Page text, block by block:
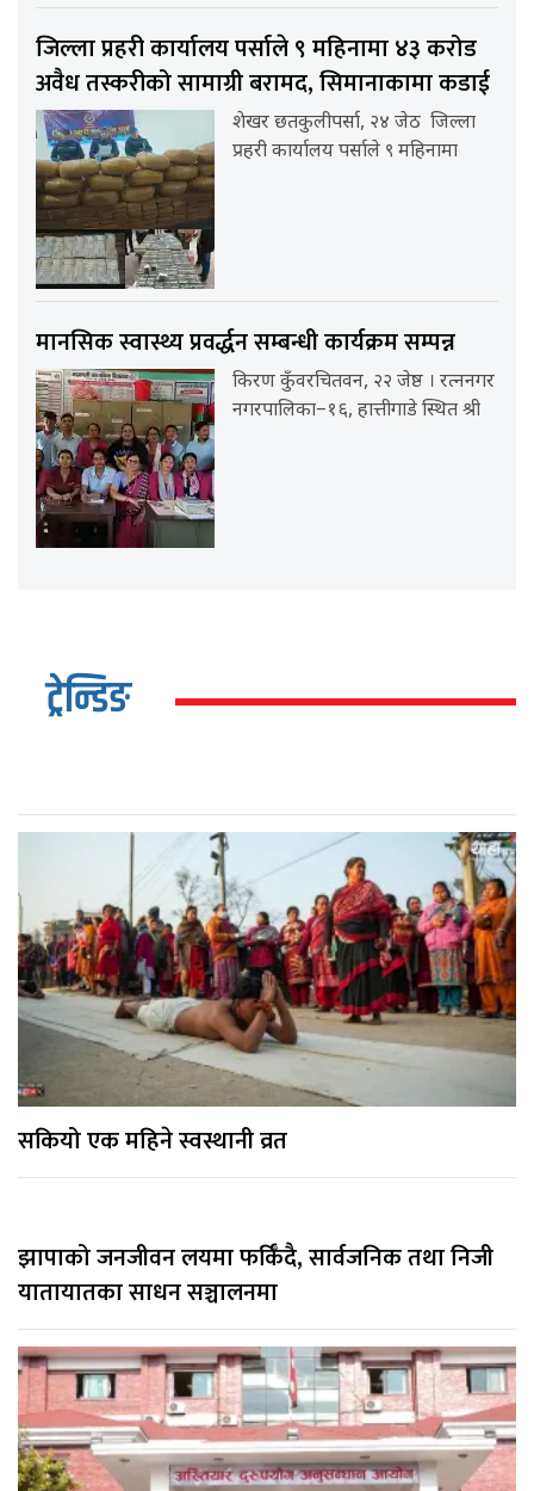
जिल्ला प्रहरी कार्यालय पर्साले ९ महिनामा ४३ करोड
अवैध तस्करीको सामाग्री बरामद, सिमानाकामा कडाई
शेखर छतकुलीपर्सा, २४ जेठ जिल्ला
प्रहरी कार्यालय पर्साले ९ महिनामा
मानसिक स्वास्थ्य प्रवर्द्धन सम्बन्धी कार्यक्रम सम्पन्न
किरण कुँवरचितवन, २२ जेष्ठ । रत्ननगर
नगरपालिका–१६, हात्तीगाडे स्थित श्री
ट्रेन्डिङ
सकियो एक महिने स्वस्थानी व्रत
झापाको जनजीवन लयमा फर्किँदै, सार्वजनिक तथा निजी
यातायातका साधन सञ्चालनमा